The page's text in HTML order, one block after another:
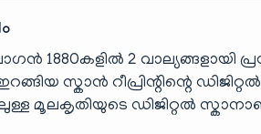
1880കളിൽ 2 വാല്യങ്ങളായി
സ്കാൻ റീപ്രിന്റിന്റെ
മൂലകൃതിയുടെ ഡിജിറ്റൽ